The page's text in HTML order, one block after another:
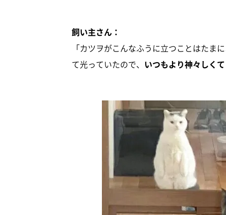
飼い主さん：
「カツヲがこんなふうに立つことはたま
て光っていたので、 いつもより神々しく